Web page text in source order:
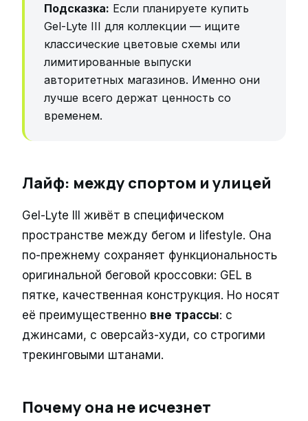
Подсказка: Если планируете купить
Gel-Lyte III для коллекции — ищите
классические цветовые схемы или
лимитированные выпуски
авторитетных магазинов. Именно они
лучше всего держат ценность со
временем.
Лайф: между спортом и улицей
Gel-Lyte III живёт в специфическом
пространстве между бегом и lifestyle. Она
по-прежнему сохраняет функциональность
оригинальной беговой кроссовки: GEL в
пятке, качественная конструкция. Но носят
её преимущественно вне трассы: с
джинсами, с оверсайз-худи, со строгими
трекинговыми штанами.
Почему она не исчезнет